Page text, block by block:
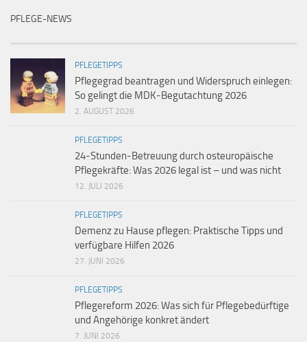
PFLEGE-NEWS
PFLEGETIPPS
Pflegegrad beantragen und Widerspruch einlegen:
So gelingt die MDK-Begutachtung 2026
2. AUGUST 2026
PFLEGETIPPS
24-Stunden-Betreuung durch osteuropäische
Pflegekräfte: Was 2026 legal ist – und was nicht
12. JULI 2026
PFLEGETIPPS
Demenz zu Hause pflegen: Praktische Tipps und
verfügbare Hilfen 2026
27. JUNI 2026
PFLEGETIPPS
Pflegereform 2026: Was sich für Pflegebedürftige
und Angehörige konkret ändert
7. JUNI 2026